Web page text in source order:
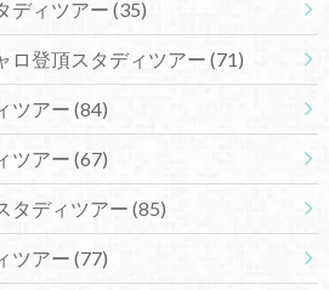
ディツアー (35)
ロ登頂スタディツアー (71)
ツアー (84)
ツアー (67)
タディツアー (85)
ツアー (77)